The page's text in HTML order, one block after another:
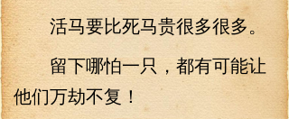
活马要比死马贵很多很多。
留下哪怕一只，都有可能让
他们万劫不复！